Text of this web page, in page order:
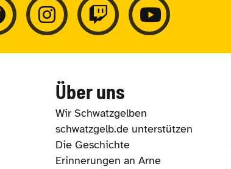
Über uns
Wir Schwatzgelben
schwatzgelb.de unterstützen
Die Geschichte
Erinnerungen an Arne